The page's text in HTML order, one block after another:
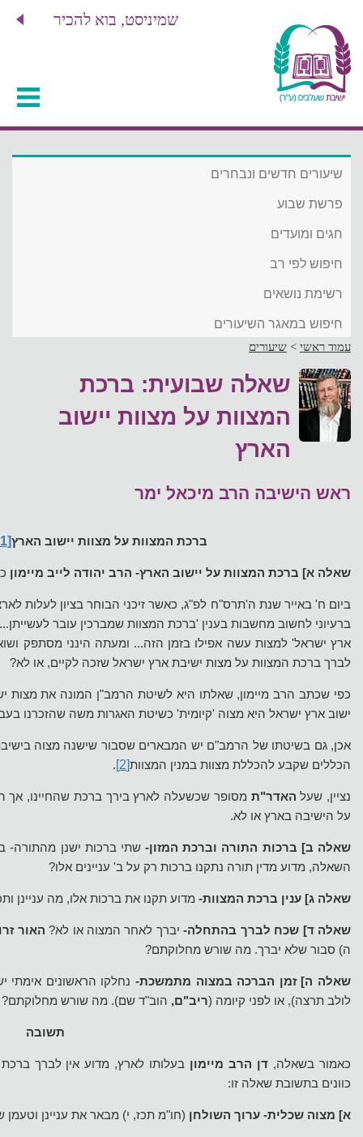
שמיניסט, בוא להכיר
שיעורים חדשים ונבחרים
פרשת שבוע
חגים ומועדים
חיפוש לפי רב
רשימת נושאים
חיפוש במאגר השיעורים
עמוד ראשי > שיעורים
שאלה שבועית: ברכת
המצוות על מצוות יישוב
הארץ
ראש הישיבה הרב מיכאל ימר
ברכת המצוות על מצוות יישוב הארץ[1]
שאלה א] ברכת המצוות על יישוב הארץ- הרב יהודה לייב מיימון
ביום ח' באייר שנת ה'תרס"ח לפ"ג, כאשר זיכני הבוחר בציון לעלות
ברעיוני לחשוב מחשבות בענין 'ברכת המצוות שמברכין עובר
ארץ ישראל' למצות עשה אפילו בזמן הזה... ומעתה הינני מסתפק
לברך ברכת המצוות על מצות ישיבת ארץ ישראל שזכה לקיים, או לא?
כפי שכתב הרב מיימון, שאלתו היא לשיטת הרמב"ן המונה את מצות
ישוב ארץ ישראל היא מצוה 'קיומית' כשיטת האגרות משה שהזכרנו
אכן, גם בשיטתו של הרמב"ם יש המבארים שסבור שישנה מצוה
הכללים שקבע להכללת מצוות במנין המצוות[2]
.
נציין, שעל האדר"ת מסופר שכשעלה לארץ בירך ברכת שהחיינו,
על הישיבה בארץ או לא.
שאלה ב] ברכות התורה וברכת המזון-שתי ברכות ישנן מהתורה-
השאלה, מדוע מדין תורה נתקנו ברכות רק על ב' עניינים אלו?
שאלה ג] ענין ברכת המצוות- מדוע תקנו את ברכות אלו, מה עניינן
שאלה ד] שכח לברך בהתחלה- יברך לאחר המצוה או לא? האור
ה) סבור שלא יברך. מה שורש מחלוקתם?
שאלה ה] זמן הברכה במצוה מתמשכת-נחלקו הראשונים אימתי
לולב תרצה), או לפני קיומה (ריב"ם, הוב"ד שם). מה שורש מחלוקתם?
תשובה
כאמור בשאלה, דן הרב מיימון בעלותו לארץ, מדוע אין לברך
כוונים בתשובת שאלה זו:
א] מצוה שכלית- ערוך השולחן (חו"מ תכז, י) מבאר את עניינן